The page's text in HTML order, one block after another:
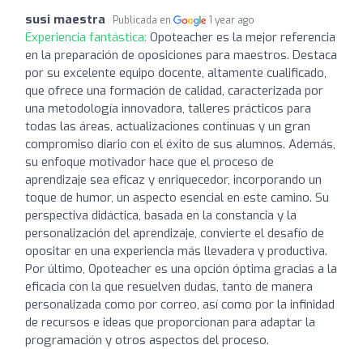
susi maestra Publicada en 1 year ago
Experiencia fantástica: Opoteacher es la mejor referencia
en la preparación de oposiciones para maestros. Destaca
por su excelente equipo docente, altamente cualificado,
que ofrece una formación de calidad, caracterizada por
una metodología innovadora, talleres prácticos para
todas las áreas, actualizaciones continuas y un gran
compromiso diario con el éxito de sus alumnos. Además,
su enfoque motivador hace que el proceso de
aprendizaje sea eficaz y enriquecedor, incorporando un
toque de humor, un aspecto esencial en este camino. Su
perspectiva didáctica, basada en la constancia y la
personalización del aprendizaje, convierte el desafío de
opositar en una experiencia más llevadera y productiva.
Por último, Opoteacher es una opción óptima gracias a la
eficacia con la que resuelven dudas, tanto de manera
personalizada como por correo, así como por la infinidad
de recursos e ideas que proporcionan para adaptar la
programación y otros aspectos del proceso.